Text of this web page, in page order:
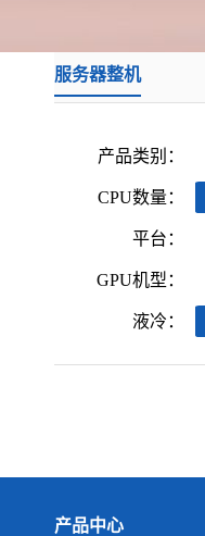
服务器整机
产品类别：
CPU数量：
平台：
GPU机型：
液冷：
产品中心